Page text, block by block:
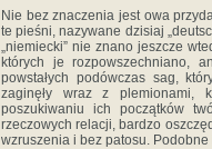
Nie bez znaczenia jest owa
te pieśni, nazywane dzisiaj
„niemiecki” nie znano jeszcze
których je rozpowszechniano,
powstałych podówczas sag,
zaginęły wraz z plemionami,
poszukiwaniu ich początków
rzeczowych relacji, bardzo
wzruszenia i bez patosu.